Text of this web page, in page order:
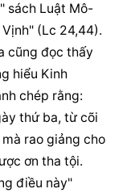
sách Luật Mô-
Vịnh" (Lc 24,44).
cũng đọc thấy
hiểu Kinh
chép rằng:
thứ ba, từ cõi
rao giảng cho
ơn tha tội.
điều này"